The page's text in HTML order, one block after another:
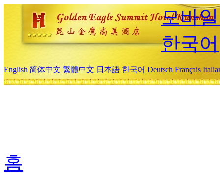
모바
한국어
English 简体中文 繁體中文 日本語 한국어 Deutsch Français
홈